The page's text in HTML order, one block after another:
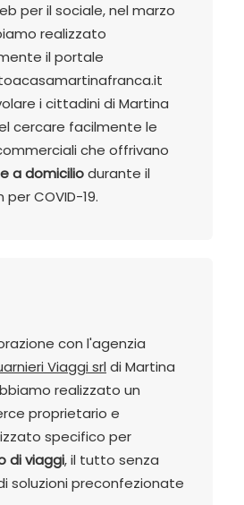
per il sociale, nel marzo
realizzato
il portale
i cittadini di Martina
cercare facilmente le
che offrivano
a domiciliodurante il
per COVID-19.
con l'agenzia
Viaggi srl di Martina
realizzato un
proprietario e
specifico per
di viaggi, il tutto senza
soluzioni preconfezionate